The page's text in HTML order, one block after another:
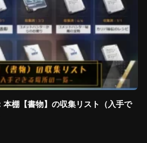
本棚【書物】の収集リスト（入手で